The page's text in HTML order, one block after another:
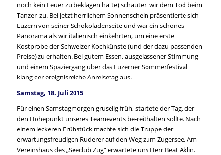
noch kein Feuer zu beklagen hatte) schauten wir dem Tod beim
Tanzen zu. Bei jetzt herrlichem Sonnenschein präsentierte sich
Luzern von seiner Schokoladenseite und war ein schönes
Panorama als wir italienisch einkehrten, um eine erste
Kostprobe der Schweizer Kochkünste (und der dazu passenden
Preise) zu erhalten. Bei gutem Essen, ausgelassener Stimmung
und einem Spaziergang über das Luzerner Sommerfestival
klang der ereignisreiche Anreisetag aus.
Samstag, 18. Juli 2015
Für einen Samstagmorgen gruselig früh, startete der Tag, der
den Höhepunkt unseres Teamevents be-reithalten sollte. Nach
einem leckeren Frühstück machte sich die Truppe der
erwartungsfreudigen Ruderer auf den Weg zum Zugersee. Am
Vereinshaus des „Seeclub Zug“ erwartete uns Herr Beat Aklin.